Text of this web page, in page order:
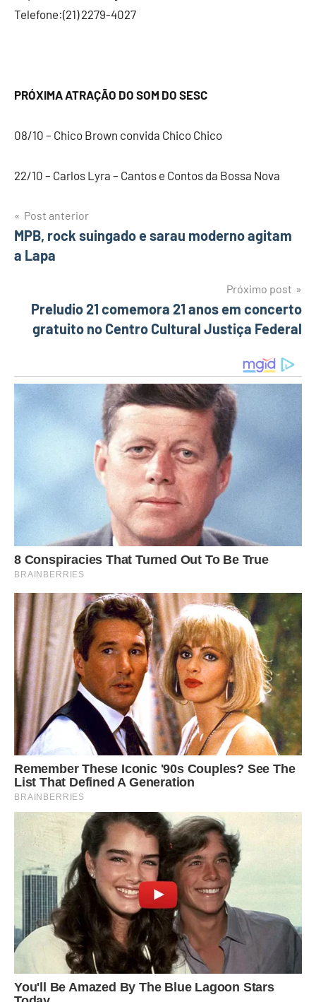
Telefone:(21) 2279-4027
PRÓXIMA ATRAÇÃO DO SOM DO SESC
08/10 – Chico Brown convida Chico Chico
22/10 – Carlos Lyra – Cantos e Contos da Bossa Nova
Navegação
de
Post anterior
MPB, rock suingado e sarau moderno agitam
a Lapa
Próximo post
Preludio 21 comemora 21 anos em concerto
gratuito no Centro Cultural Justiça Federal